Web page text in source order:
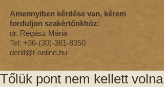
Amennyiben kérdése van, kérem
forduljon szakértőnkhöz:
dr. Regász Mária
Tel: +36-(30)-381-8350
derill@t-online.hu
Tőlük pont nem kellett volna